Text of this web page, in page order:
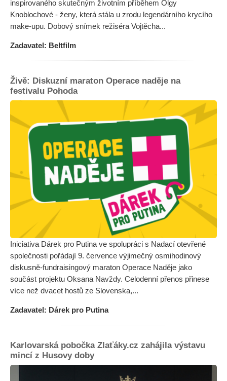
inspirovaného skutečným životním příběhem Olgy
Knoblochové - ženy, která stála u zrodu legendárního krycího
make-upu. Dobový snímek režiséra Vojtěcha...
Zadavatel: Beltfilm
Živě: Diskuzní maraton Operace naděje na
festivalu Pohoda
Iniciativa Dárek pro Putina ve spolupráci s Nadací otevřené
společnosti pořádají 9. července výjimečný osmihodinový
diskusně-fundraisingový maraton Operace Naděje jako
součást projektu Oksana Navždy. Celodenní přenos přinese
více než dvacet hostů ze Slovenska,...
Zadavatel: Dárek pro Putina
Karlovarská pobočka Zlaťáky.cz zahájila výstavu
mincí z Husovy doby